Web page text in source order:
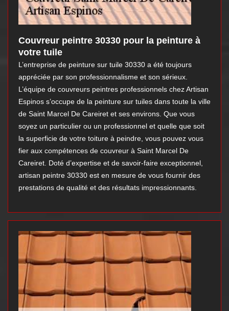
Couvreur peintre 30330 pour la peinture à
votre tuile
L’entreprise de peinture sur tuile 30330 a été toujours
appréciée par son professionnalisme et son sérieux.
L’équipe de couvreurs peintres professionnels chez Artisan
Espinos s’occupe de la peinture sur tuiles dans toute la ville
de Saint Marcel De Careiret et ses environs. Que vous
soyez un particulier ou un professionnel et quelle que soit
la superficie de votre toiture à peindre, vous pouvez vous
fier aux compétences de couvreur à Saint Marcel De
Careiret. Doté d’expertise et de savoir-faire exceptionnel,
artisan peintre 30330 est en mesure de vous fournir des
prestations de qualité et des résultats impressionnants.